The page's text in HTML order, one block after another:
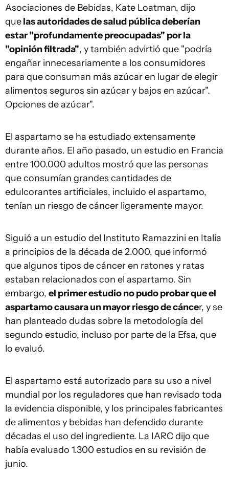
Asociaciones de Bebidas, Kate Loatman, dijo
quelas autoridades de salud pública deberían
estar "profundamente preocupadas" por la
"opinión filtrada", y también advirtió que "podría
engañar innecesariamente a los consumidores
para que consuman más azúcar en lugar de elegir
alimentos seguros sin azúcar y bajos en azúcar".
Opciones de azúcar".
El aspartamo se ha estudiado extensamente
durante años. El año pasado, un estudio en Francia
entre 100.000 adultos mostró que las personas
que consumían grandes cantidades de
edulcorantes artificiales, incluido el aspartamo,
tenían un riesgo de cáncer ligeramente mayor.
Siguió a un estudio del Instituto Ramazzini en Italia
a principios de la década de 2.000, que informó
que algunos tipos de cáncer en ratones y ratas
estaban relacionados con el aspartamo. Sin
embargo, el primer estudio no pudo probar que el
aspartamo causara un mayor riesgo de cáncer, y se
han planteado dudas sobre la metodología del
segundo estudio, incluso por parte de la Efsa, que
lo evaluó.
El aspartamo está autorizado para su uso a nivel
mundial por los reguladores que han revisado toda
la evidencia disponible, y los principales fabricantes
de alimentos y bebidas han defendido durante
décadas el uso del ingrediente. La IARC dijo que
había evaluado 1.300 estudios en su revisión de
junio.